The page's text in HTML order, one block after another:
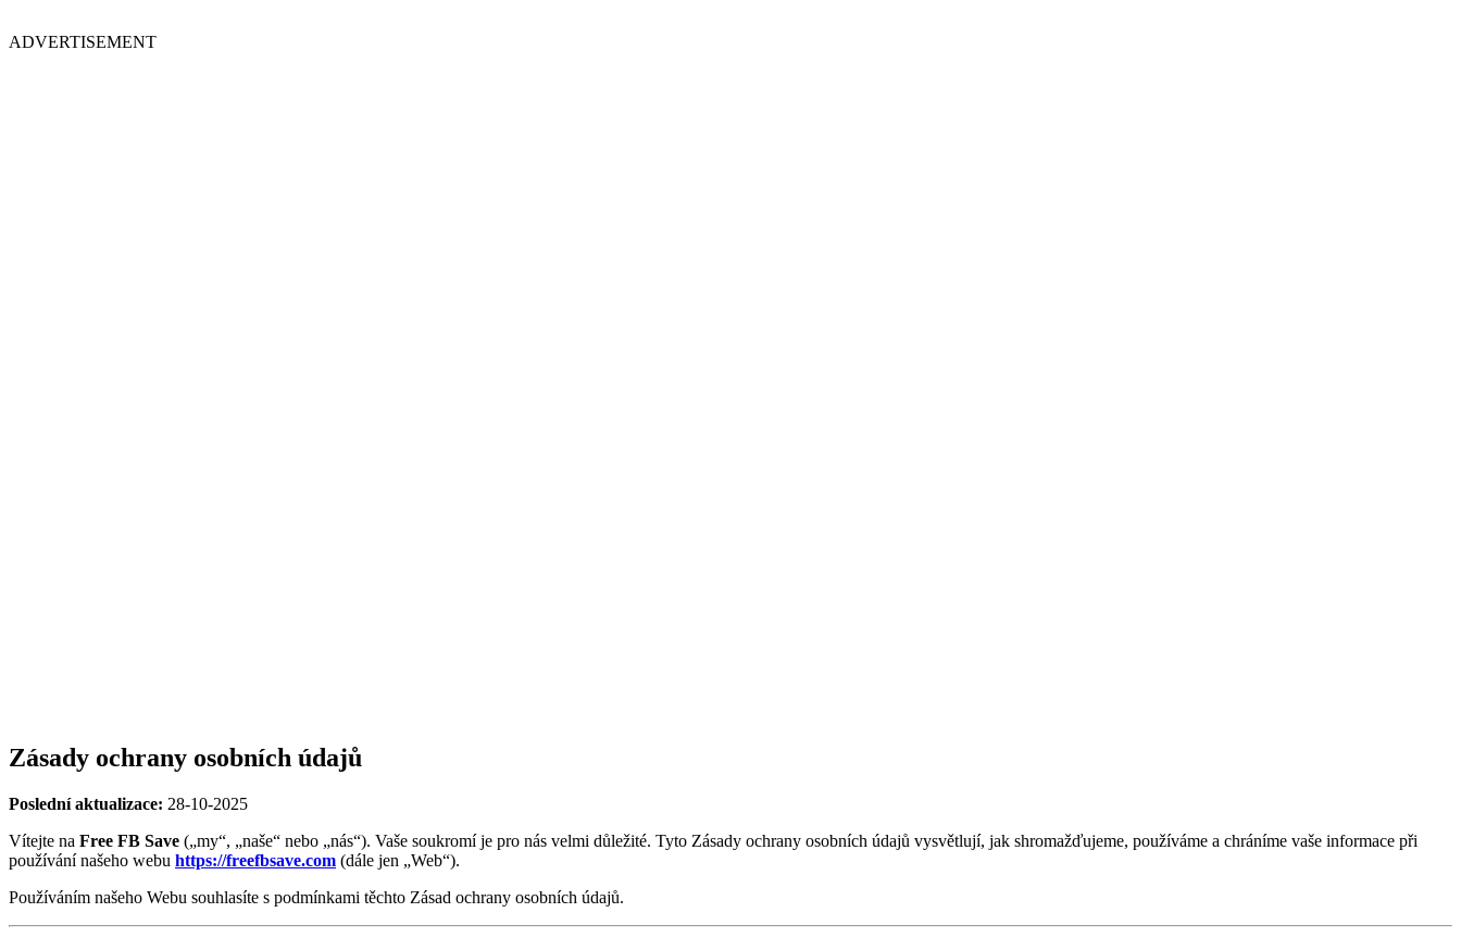
ADVERTISEMENT
Zásady ochrany osobních údajů
Poslední aktualizace: 28-10-2025
Vítejte na Free FB Save („my“, „naše“ nebo „nás“). Vaše soukromí je pro nás velmi důležité. Tyto Zásady ochrany osobních údajů vysvětlují, jak shromažďujeme, používáme a chráníme vaše informace při
používání našeho webu https://freefbsave.com (dále jen „Web“).
Používáním našeho Webu souhlasíte s podmínkami těchto Zásad ochrany osobních údajů.